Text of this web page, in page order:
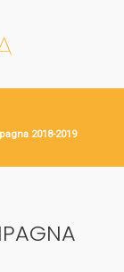
2018-2019